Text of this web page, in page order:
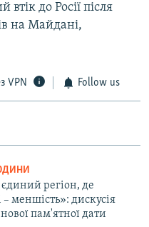
до Росії після
на Майдані,
VPN Follow us
регіон, де
– меншість»: дискусія
пам'ятної дати